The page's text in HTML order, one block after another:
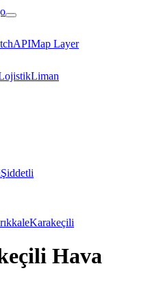
APIMap Layer
Liman
Şiddetli
Karakeçili
Hava